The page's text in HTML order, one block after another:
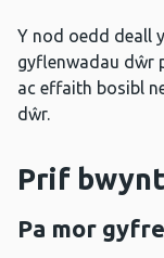
Y nod oedd deall
gyflenwadau dŵr
ac effaith bosibl
dŵr.
Prif
Pa mor